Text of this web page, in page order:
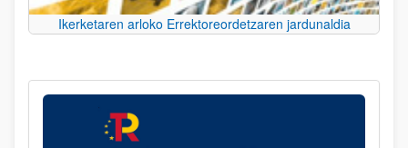
Ikerketaren arloko Errektoreordetzaren jardunaldia